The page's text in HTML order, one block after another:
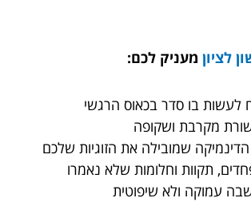
לציון מעניק לכם:
לעשות בו סדר בכאוס הרגשי
מקרבת ושקופה
שמובילה את הזוגיות שלכם
תקוות וחלומות שלא נאמרו
עמוקה ולא שיפוטית